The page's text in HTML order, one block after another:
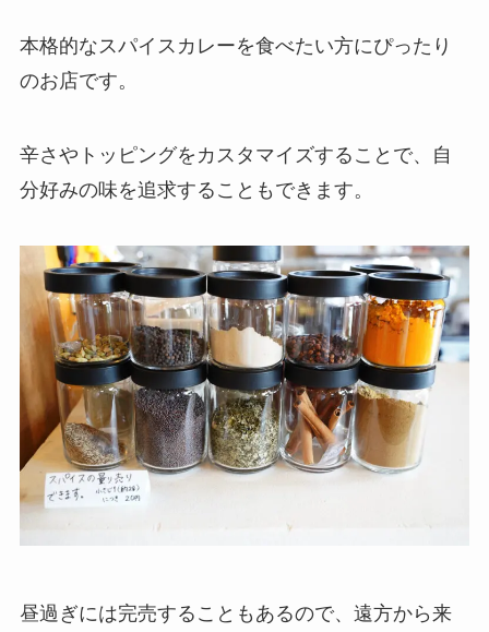
本格的なスパイスカレーを食べたい方にぴったり
のお店です。
辛さやトッピングをカスタマイズすることで、自
分好みの味を追求することもできます。
昼過ぎには完売することもあるので、遠方から来